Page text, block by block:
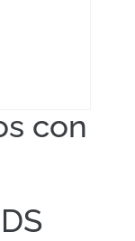
con